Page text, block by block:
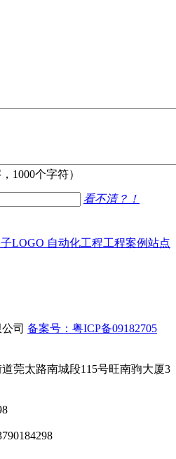
1000个字符）
看不清？！
LOGO 自动化工程工程案例站点
司 备案号：粤ICP备09182705
莞太路南城段115号旺南驹大厦3